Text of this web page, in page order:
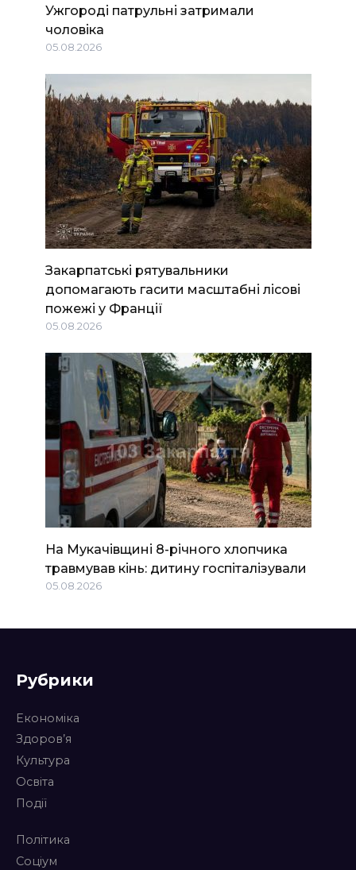
Ужгороді патрульні затримали
чоловіка
05.08.2026
Закарпатські рятувальники
допомагають гасити масштабні лісові
пожежі у Франції
05.08.2026
На Мукачівщині 8-річного хлопчика
травмував кінь: дитину госпіталізували
05.08.2026
Рубрики
Економіка
Здоров’я
Культура
Освіта
Події
Політика
Соціум